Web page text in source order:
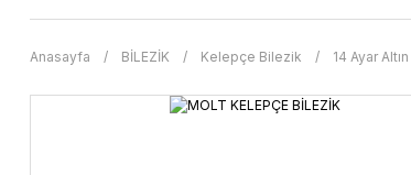
Anasayfa BİLEZİK Kelepçe Bilezik 14 Ayar